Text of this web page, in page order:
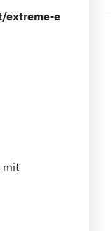
extreme-e
mit